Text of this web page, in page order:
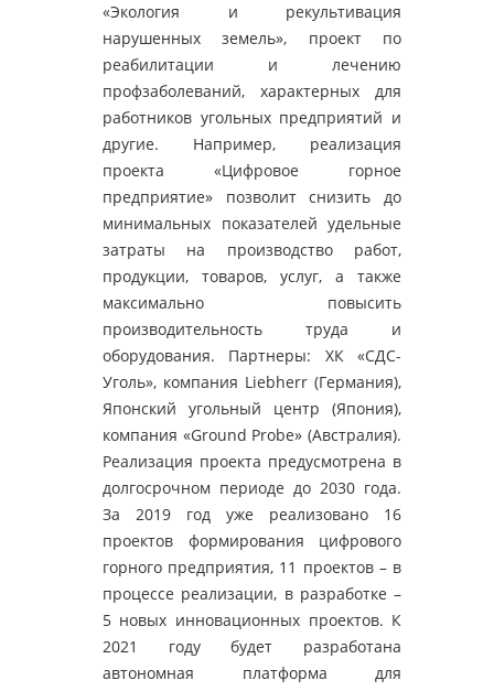
«Экология и рекультивация
нарушенных земель», проект по
реабилитации и лечению
профзаболеваний, характерных для
работников угольных предприятий и
другие. Например, реализация
проекта «Цифровое горное
предприятие» позволит снизить до
минимальных показателей удельные
затраты на производство работ,
продукции, товаров, услуг, а также
максимально повысить
производительность труда и
оборудования. Партнеры: ХК «СДС-
Уголь», компания Liebherr (Германия),
Японский угольный центр (Япония),
компания «Ground Probe» (Австралия).
Реализация проекта предусмотрена в
долгосрочном периоде до 2030 года.
За 2019 год уже реализовано 16
проектов формирования цифрового
горного предприятия, 11 проектов – в
процессе реализации, в разработке –
5 новых инновационных проектов. К
2021 году будет разработана
автономная платформа для